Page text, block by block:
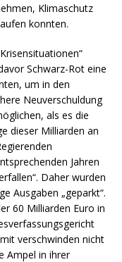
Klimaschutz
konnten.
Schwarz-Rot eine
um in den
Neuverschuldung
als es die
dieser Milliarden an
Jahren
Daher wurden
Ausgaben „geparkt“.
60 Milliarden Euro in
verschwinden nicht
Ampel in ihrer